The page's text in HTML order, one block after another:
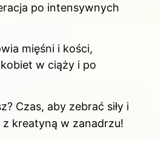
po intensywnych
mięśni i kości,
w ciąży i po
Czas, aby zebrać siły i
z kreatyną w zanadrzu!